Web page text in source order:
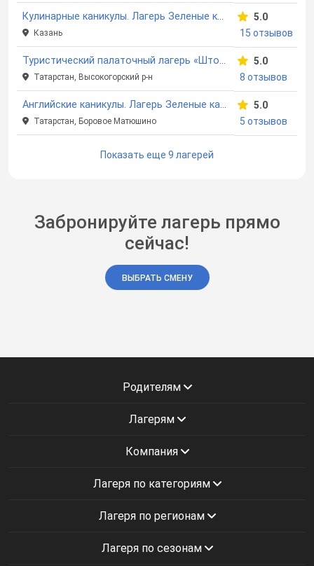
Кулинарные каникулы. Лагерь Зеленые каникулы
Казань
5.0
15 отзывов
Туристический палаточный лагерь «Шторм». Лагерь Зеленые каникулы
Татарстан, Высокогорский р-н
5.0
8 отзывов
Английские каникулы. Лагерь Зеленые каникулы
Татарстан, Боровое Матюшино
5.0
5 отзывов
Показать еще 9 лагерей
Забронируйте лагерь прямо
сейчас!
ВЫБРАТЬ СМЕНУ
Родителям
Лагерям
Компания
Лагеря по категориям
Лагеря по регионам
Лагеря по сезонам